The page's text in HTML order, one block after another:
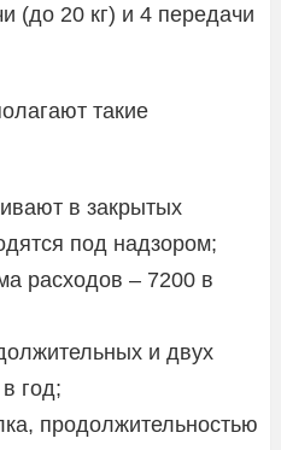
(до 20 кг) и 4 передачи
такие
в закрытых
под надзором;
расходов – 7200 в
и двух
год;
продолжительностью